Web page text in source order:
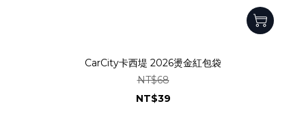
CarCity卡西堤 2026燙金紅包袋
NT$68
NT$39